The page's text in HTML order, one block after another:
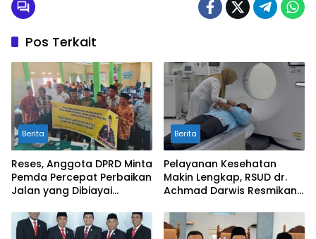
Pos Terkait
Berita
Reses, Anggota DPRD Minta
Pemda Percepat Perbaikan
Jalan yang Dibiayai
Berita
Pelayanan Kesehatan
Makin Lengkap, RSUD dr.
Achmad Darwis Resmikan